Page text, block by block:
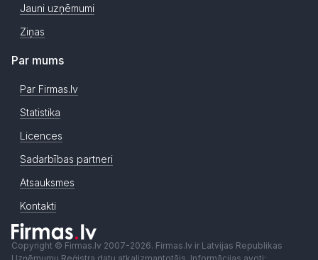
Jauni uzņēmumi
Ziņas
Par mums
Par Firmas.lv
Statistika
Licences
Sadarbības partneri
Atsauksmes
Kontakti
Copyright © Firmas.lv 2007-2026. Firmas.lv ir Latvijas Republikas